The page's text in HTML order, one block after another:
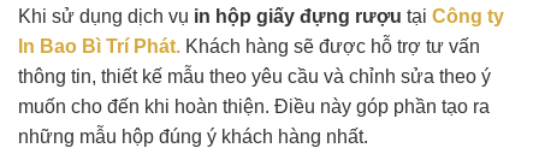
Khi sử dụng dịch vụ in hộp giấy đựng rượu tại Công ty
In Bao Bì Trí Phát. Khách hàng sẽ được hỗ trợ tư vấn
thông tin, thiết kế mẫu theo yêu cầu và chỉnh sửa theo ý
muốn cho đến khi hoàn thiện. Điều này góp phần tạo ra
những mẫu hộp đúng ý khách hàng nhất.